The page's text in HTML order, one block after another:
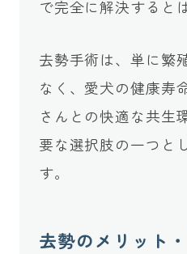
で完全に解決すると
去勢手術は、単に繁
なく、愛犬の健康寿
さんとの快適な共生
要な選択肢の一つと
す。
去勢のメリット